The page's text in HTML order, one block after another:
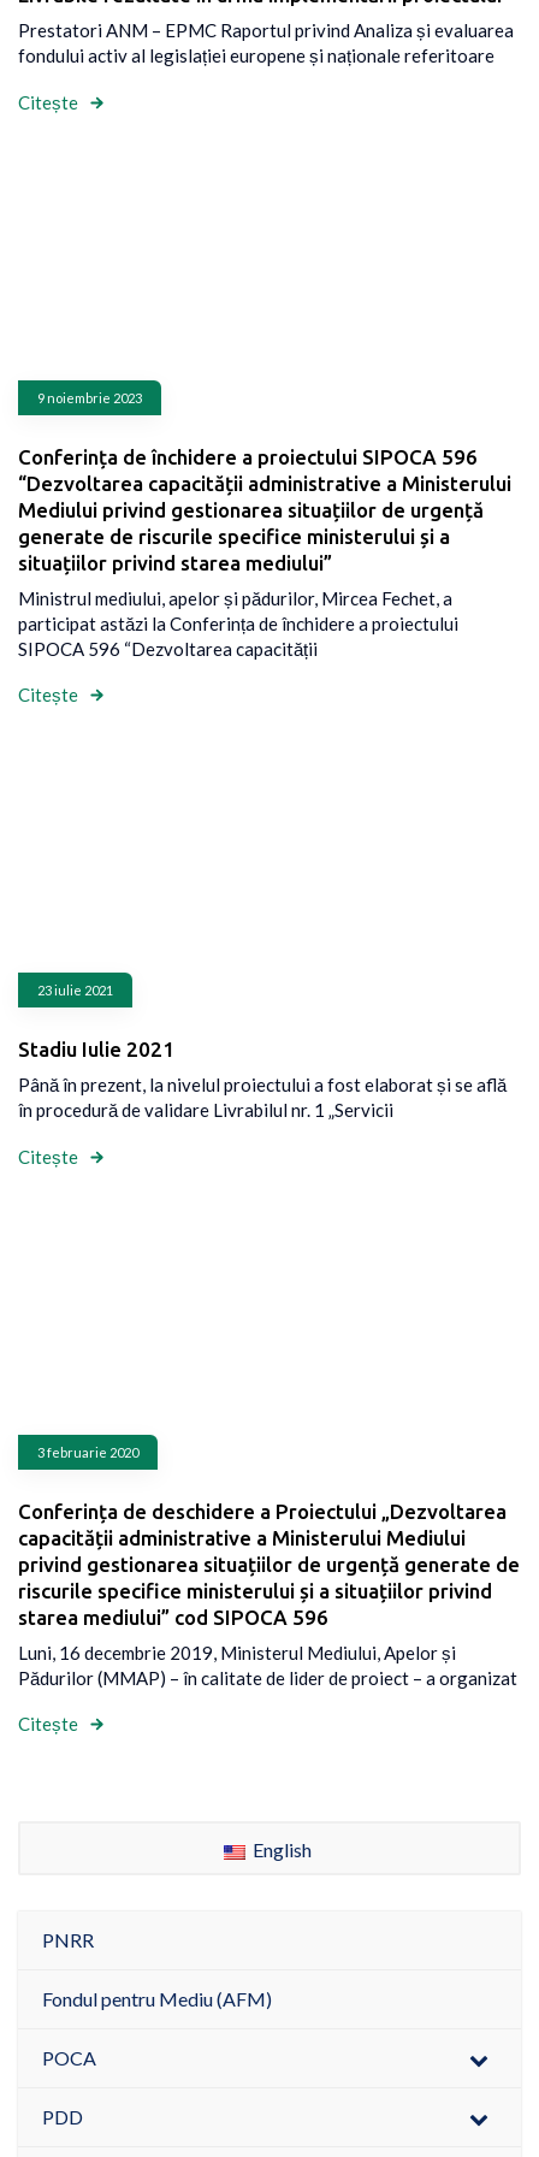
Prestatori ANM – EPMC Raportul privind Analiza și evaluarea
fondului activ al legislației europene și naționale referitoare
Citește
9 noiembrie 2023
Conferința de închidere a proiectului SIPOCA 596
“Dezvoltarea capacității administrative a Ministerului
Mediului privind gestionarea situațiilor de urgență
generate de riscurile specifice ministerului și a
situațiilor privind starea mediului”
Ministrul mediului, apelor și pădurilor, Mircea Fechet, a
participat astăzi la Conferința de închidere a proiectului
SIPOCA 596 “Dezvoltarea capacității
Citește
23 iulie 2021
Stadiu Iulie 2021
Până în prezent, la nivelul proiectului a fost elaborat și se află
în procedură de validare Livrabilul nr. 1 „Servicii
Citește
3 februarie 2020
Conferința de deschidere a Proiectului „Dezvoltarea
capacității administrative a Ministerului Mediului
privind gestionarea situațiilor de urgență generate de
riscurile specifice ministerului și a situațiilor privind
starea mediului” cod SIPOCA 596
Luni, 16 decembrie 2019, Ministerul Mediului, Apelor și
Pădurilor (MMAP) – în calitate de lider de proiect – a organizat
Citește
English
PNRR
Fondul pentru Mediu (AFM)
POCA
PDD